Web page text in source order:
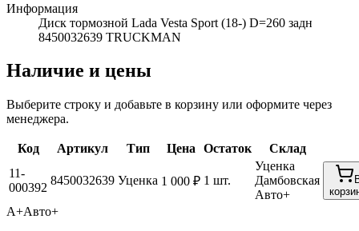
Информация
Диск тормозной Lada Vesta Sport (18-) D=260 задн
8450032639 TRUCKMAN
Наличие и цены
Выберите строку и добавьте в корзину или оформите через
менеджера.
Код Артикул Тип Цена Остаток
Склад
11-
000392
8450032639 Уценка 1 000 ₽ 1 шт.
Уценка
Дамбовская
Авто+
А+Авто+